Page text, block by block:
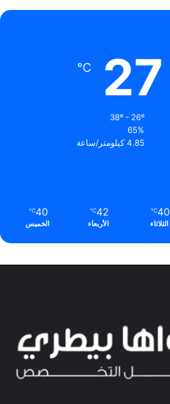
27
℃
65%
4.85 كيلومتر/ساعة
40
℃
الثلاثاء
42
℃
الأربعاء
40
℃
الخميس